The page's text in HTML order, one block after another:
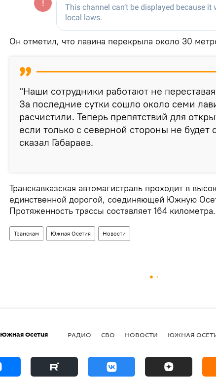
Он отметил, что лавина перекрыла около 30
"Наши сотрудники работают не
За последние сутки сошло около семи
расчистили. Теперь препятствий для
если только с северной стороны не будет
сказал Габараев.
Транскавказская автомагистраль проходит в
единственной дорогой, соединяющей Южную
Протяженность трассы составляет 164 километра.
Транскам Южная Осетия Новости
Южная Осетия РАДИО СВО НОВОСТИ ЮЖНАЯ